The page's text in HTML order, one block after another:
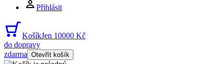
Přihlásit
KošíkJen 10000 Kč
do dopravy
zdarma Otevřít košík